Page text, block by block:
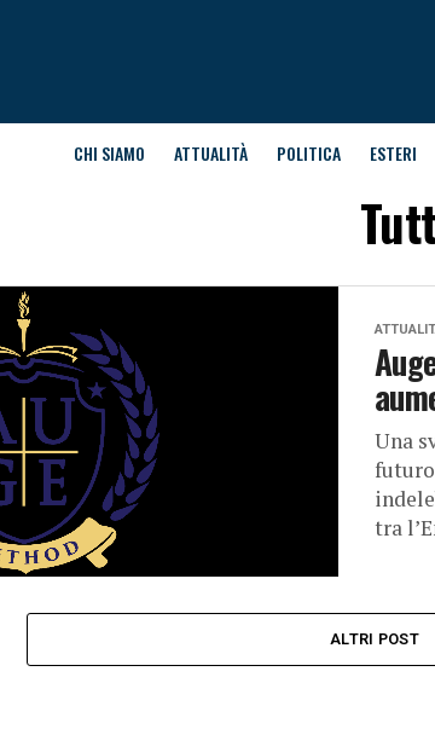
CHI SIAMO ATTUALITÀ POLITICA ESTERI
Una
tra
ALTRI POST